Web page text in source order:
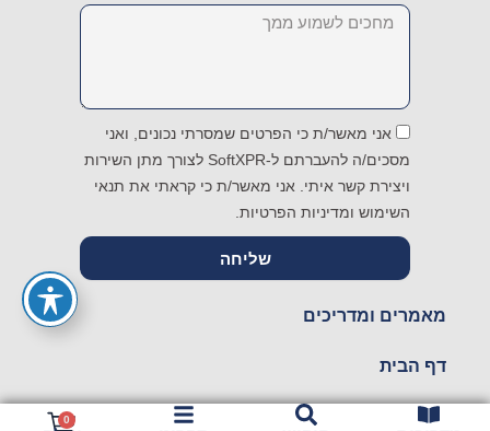
Message
אני מאשר/ת כי הפרטים שמסרתי נכונים, ואני
מסכים/ה להעברתם ל-SoftXPR לצורך מתן השירות
ויצירת קשר איתי. אני מאשר/ת כי קראתי את תנאי
השימוש ומדיניות הפרטיות.
שליחה
מאמרים ומדריכים
דף הבית
חנות 0
עגלת